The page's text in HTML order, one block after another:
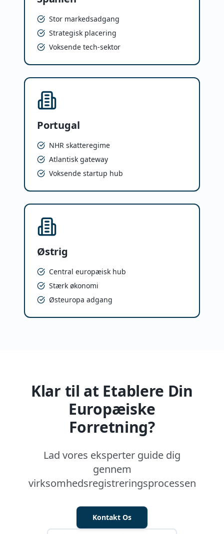
Stor markedsadgang
Strategisk placering
Voksende tech-sektor
Portugal
NHR skatteregime
Atlantisk gateway
Voksende startup hub
Østrig
Central europæisk hub
Stærk økonomi
Østeuropa adgang
Klar til at Etablere Din
Europæiske
Forretning?
Lad vores eksperter guide dig
gennem
virksomhedsregistreringsprocessen
Kontakt Os